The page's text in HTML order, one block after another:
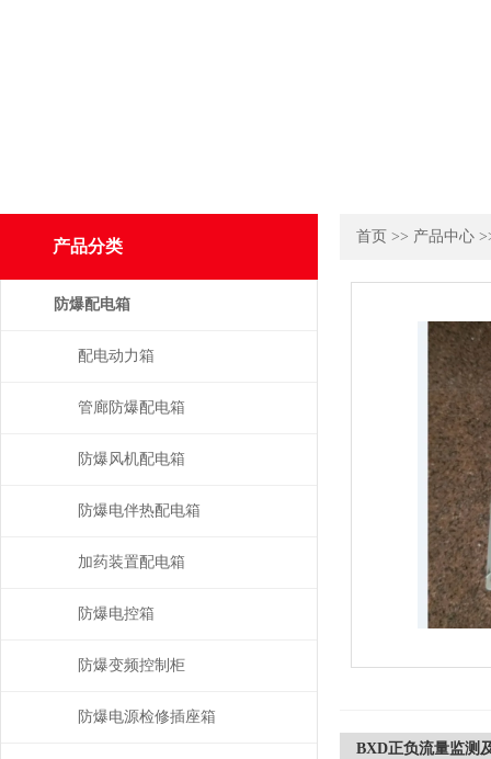
首页 >> 产品中心
BXD正负流量监测
产品分类
防爆配电箱
配电动力箱
管廊防爆配电箱
防爆风机配电箱
防爆电伴热配电箱
加药装置配电箱
防爆电控箱
防爆变频控制柜
防爆电源检修插座箱